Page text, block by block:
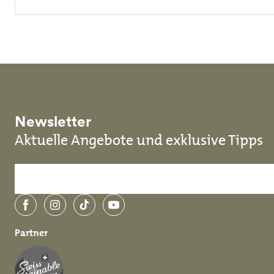
Newsletter
Aktuelle Angebote und exklusive Tipps
FacebookInstagramTikTokYouTube
Partner